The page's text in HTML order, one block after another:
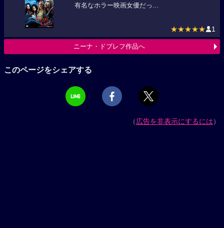
有名なホラー映画女優だっ...
★★★★★ 1
ニーナ・ドブレフ作品へ
このページをシェアする
（広告を非表示にするには）